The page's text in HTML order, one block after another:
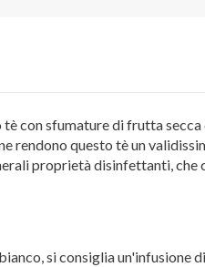
con sfumature di frutta
rendono questo tè un
proprietà disinfettanti,
si consiglia un'infusione